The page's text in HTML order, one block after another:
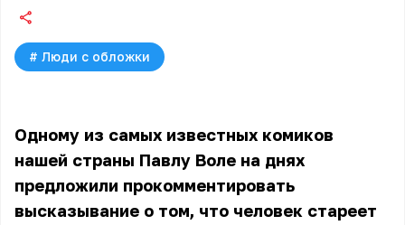
# Люди с обложки
Одному из самых известных комиков
нашей страны Павлу Воле на днях
предложили прокомментировать
высказывание о том, что человек стареет